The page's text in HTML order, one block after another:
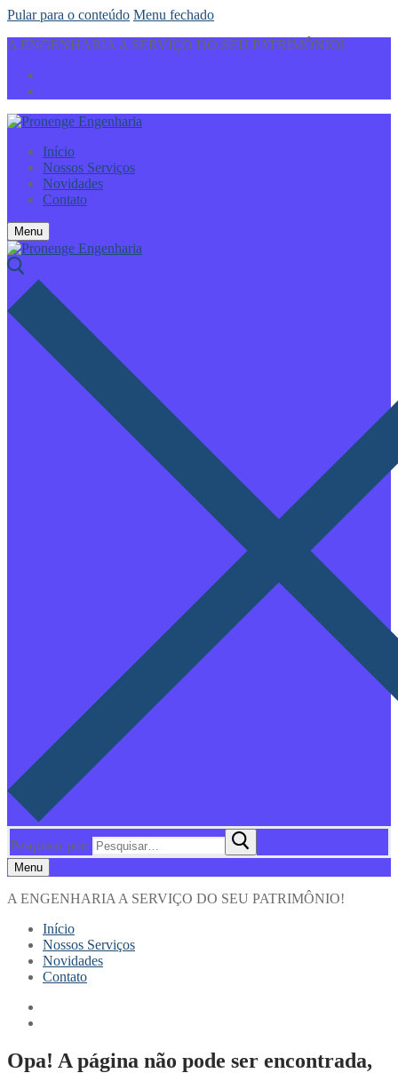
Pular para o conteúdo Menu fechado
A ENGENHARIA A SERVIÇO DO SEU PATRIMÔNIO!
Início
Nossos Serviços
Novidades
Contato
Menu
Pesquisar por:
Menu
A ENGENHARIA A SERVIÇO DO SEU PATRIMÔNIO!
Início
Nossos Serviços
Novidades
Contato
Opa! A página não pode ser encontrada,